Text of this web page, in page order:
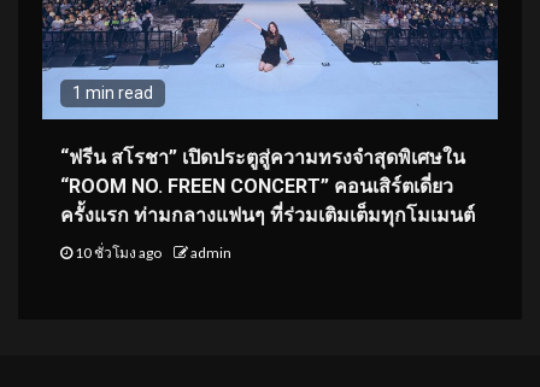
1 min read
“ฟรีน สโรชา” เปิดประตูสู่ความทรงจำสุดพิเศษใน
“ROOM NO. FREEN CONCERT” คอนเสิร์ตเดี่ยว
ครั้งแรก ท่ามกลางแฟนๆ ที่ร่วมเติมเต็มทุกโมเมนต์
10 ชั่วโมง ago admin